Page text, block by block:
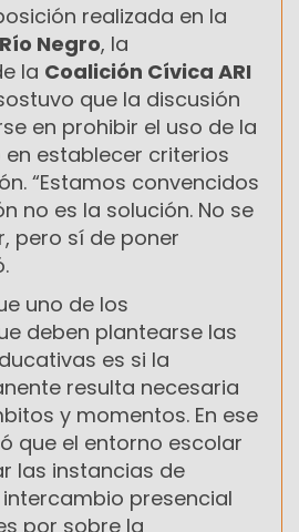
realizada en la
Negro, la
la Coalición Cívica ARI
que la discusión
en prohibir el uso de la
establecer criterios
“Estamos convencidos
no es la solución. No se
pero sí de poner
uno de los
deben plantearse las
es si la
resulta necesaria
y momentos. En ese
que el entorno escolar
las instancias de
presencial
por sobre la